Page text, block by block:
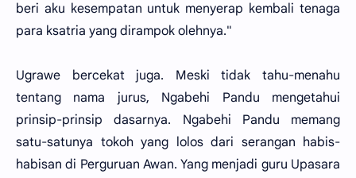
beri aku kesempatan untuk menyerap kembali tenaga
para ksatria yang dirampok olehnya."
Ugrawe bercekat juga. Meski tidak tahu-menahu
tentang nama jurus, Ngabehi Pandu mengetahui
prinsip-prinsip dasarnya. Ngabehi Pandu memang
satu-satunya tokoh yang lolos dari serangan habis-
habisan di Perguruan Awan. Yang menjadi guru Upasara